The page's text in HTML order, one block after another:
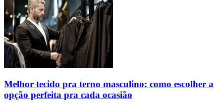
Melhor tecido pra terno masculino: como escolher a
opção perfeita pra cada ocasião